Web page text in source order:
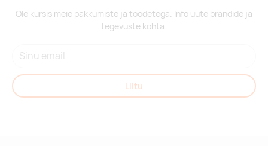
Ole kursis meie pakkumiste ja toodetega. Info uute brändide ja
tegevuste kohta.
Liitu